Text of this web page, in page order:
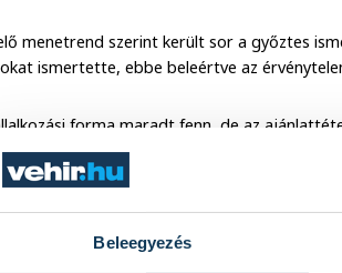
Beleegyezés
menetrend szerint került sor a győztes
ismertette, ebbe beleértve az
forma maradt fenn, de az
Konzorcium és a KSR–2008
a hiánypótlást nem az előírtaknak
alacsonyabb ár ajánlattétele (22.9 millió